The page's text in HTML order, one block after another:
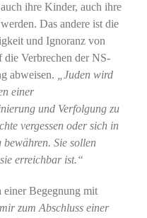
ihre Kinder, auch ihre
Das andere ist die
und Ignoranz von
Verbrechen der NS-
abweisen. „Juden wird
einer
und Verfolgung zu
vergessen oder sich in
Sie sollen
erreichbar ist.“
Begegnung mit
zum Abschluss einer